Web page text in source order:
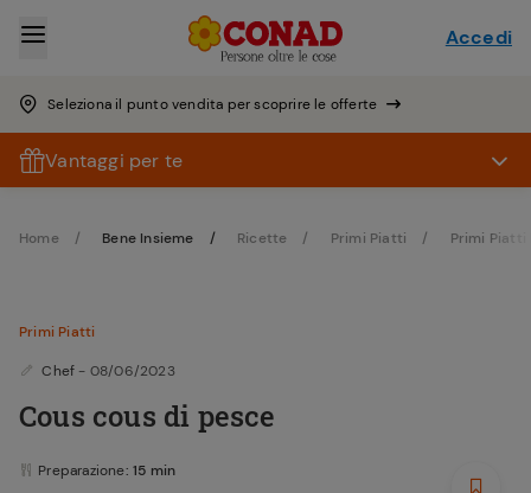
Seleziona il punto vendita per scoprire le offerte
Accedi
Vantaggi per te
Home Bene Insieme Ricette Primi Piatti Primi
Primi Piatti
Chef - 08/06/2023
Cous cous di pesce
Preparazione: 15 min